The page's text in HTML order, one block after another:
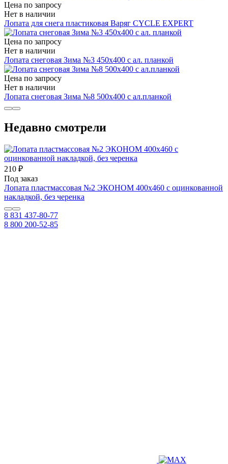
Цена по запросу
Нет в наличии
Лопата для снега пластиковая Варяг СYCLE EXPERT
Цена по запросу
Нет в наличии
Лопата снеговая Зима №3 450х400 с ал. планкой
Цена по запросу
Нет в наличии
Лопата снеговая Зима №8 500х400 с ал.планкой
Недавно смотрели
210 ₽
Под заказ
Лопата пластмассовая №2 ЭКОНОМ 400х460 с оцинкованной
накладкой, без черенка
8 831 437-80-77
8 800 200-52-85